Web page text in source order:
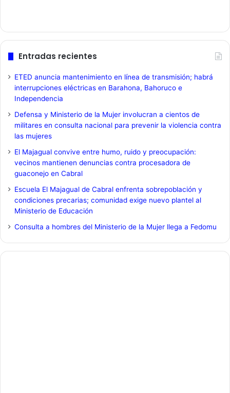
Entradas recientes
ETED anuncia mantenimiento en línea de transmisión; habrá
interrupciones eléctricas en Barahona, Bahoruco e
Independencia
Defensa y Ministerio de la Mujer involucran a cientos de
militares en consulta nacional para prevenir la violencia contra
las mujeres
El Majagual convive entre humo, ruido y preocupación:
vecinos mantienen denuncias contra procesadora de
guaconejo en Cabral
Escuela El Majagual de Cabral enfrenta sobrepoblación y
condiciones precarias; comunidad exige nuevo plantel al
Ministerio de Educación
Consulta a hombres del Ministerio de la Mujer llega a Fedomu